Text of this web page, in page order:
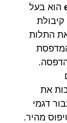
הוא בעל
התלות
את
דגמי
מהיר.